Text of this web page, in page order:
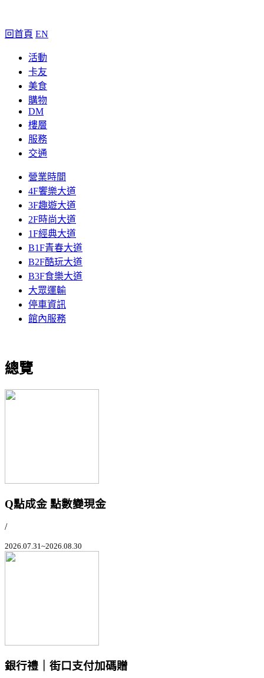
回首頁 EN
活動
卡友
美食
購物
DM
樓層
服務
交通
營業時間
4F饗樂大道
3F趣遊大道
2F時尚大道
1F經典大道
B1F青春大道
B2F酷玩大道
B3F食樂大道
大眾運輸
停車資訊
館內服務
總覽
Q點成金 點數變現金
/
2026.07.31~2026.08.30
銀行禮｜街口支付加碼贈